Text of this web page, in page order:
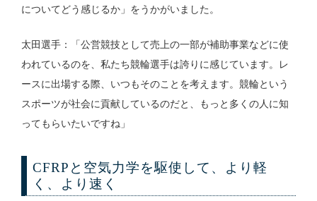
についてどう感じるか」をうかがいました。
太田選手：「公営競技として売上の一部が補助事業などに使
われているのを、私たち競輪選手は誇りに感じています。レ
ースに出場する際、いつもそのことを考えます。競輪という
スポーツが社会に貢献しているのだと、もっと多くの人に知
ってもらいたいですね」
CFRPと空気力学を駆使して、より軽
く、より速く